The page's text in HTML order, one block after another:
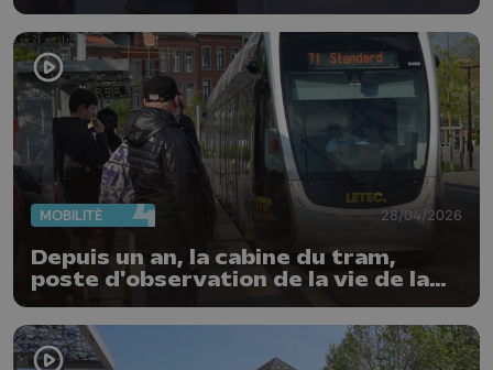
MOBILITÉ 28/04/2026
Depuis un an, la cabine du tram,
poste d'observation de la vie de la
cité